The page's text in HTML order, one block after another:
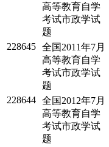
高等教育自学
考试市政学试
题
228645 全国2011年7月
高等教育自学
考试市政学试
题
228644 全国2012年7月
高等教育自学
考试市政学试
题